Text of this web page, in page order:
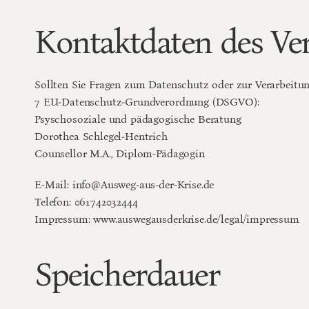
Kontaktdaten des
Sollten Sie Fragen zum Datenschutz oder zur
7 EU-Datenschutz-Grundverordnung (DSGVO):
Psyschosoziale und pädagogische Beratung
Dorothea Schlegel-Hentrich
Counsellor M.A., Diplom-Pädagogin
E-Mail: info@Ausweg-aus-der-Krise.de
Telefon: 061742032444
Impressum: www.auswegausderkrise.de/legal/impressum
Speicherdauer